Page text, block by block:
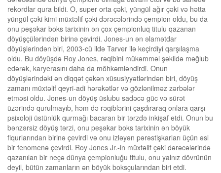
rekordlar qura bildi. O, super orta çəki, yüngül ağır çəki və hətta
yüngül çəki kimi müxtəlif çəki dərəcələrində çempion oldu, bu da
onu peşəkar boks tarixinin ən çox çempionluq titulu qazanan
döyüşçülərindən birinə çevirdi. Jones-un ən əlamətdar
döyüşlərindən biri, 2003-cü ildə Tarver ilə keçirdiyi qarşılaşma
oldu. Bu döyüşdə Roy Jones, rəqibini mükəmməl şəkildə məğlub
edərək, karyerasını daha da möhkəmləndirdi. Onun
döyüşlərindəki ən diqqət çəkən xüsusiyyətlərindən biri, döyüş
zamanı müxtəlif qeyri-adi hərəkətlər və gözlənilməz zərbələr
etməsi oldu. Jones-un döyüş üslubu sadəcə güc və sürət
üzərində qurulmayıb, həm də rəqiblərini çaşdıraraq onlara qarşı
psixoloji üstünlük qurmağı bacaran bir tərzdə inkişaf etdi. Onun bu
bənzərsiz döyüş tərzi, onu peşəkar boks tarixinin ən böyük
fiqurlarından birinə çevirdi və onu izləyən pərəstişkarları üçün əsl
bir fenomenə çevirdi. Roy Jones Jr.-in müxtəlif çəki dərəcələrində
qazanılan bir neçə dünya çempionluğu titulu, onu yalnız dövrünün
deyil, bütün zamanların ən böyük boksçularından biri etdi.